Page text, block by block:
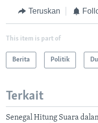
Teruskan
This item is part of
Berita Politik
Terkait
Senegal Hitung Suara